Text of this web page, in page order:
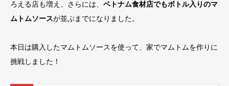
ろえる店も増え、さらには、 ベトナム食材店でもボトル入りのマ
ムトムソースが並ぶまでになりました。
本日は購入したマムトムソースを使って、家でマムトムを作りに
挑戦しました！